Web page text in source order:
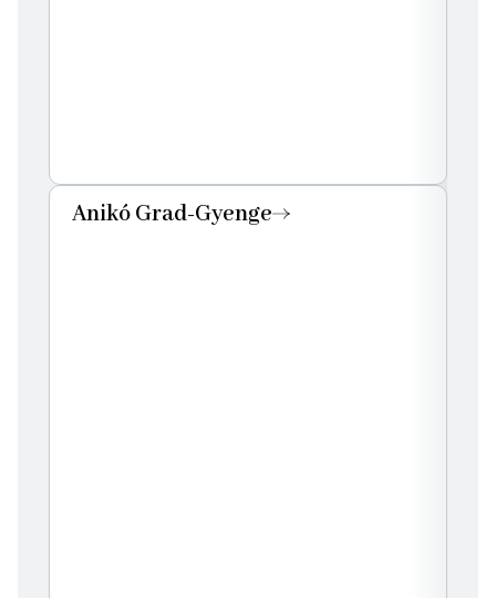
Anikó Grad-Gyenge